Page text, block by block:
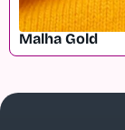
Malha Gold